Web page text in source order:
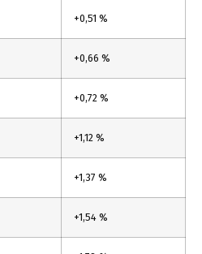
+0,51 %
+0,66 %
+0,72 %
+1,12 %
+1,37 %
+1,54 %